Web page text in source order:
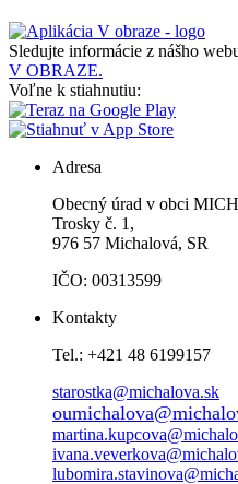
Sledujte informácie z nášho
V OBRAZE.
Voľne k stiahnutiu:
Adresa
Obecný úrad v obci
Trosky č. 1,
976 57 Michalová, SR
IČO: 00313599
Kontakty
Tel.: +421 48 6199157
starostka@michalova.sk